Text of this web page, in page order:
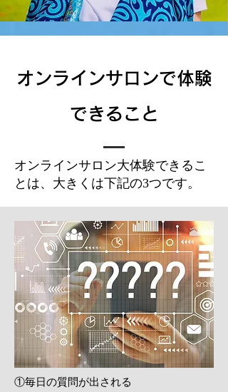
オンラインサロンで体験
できること
オンラインサロン大体験できるこ
とは、大きくは下記の3つです。
①毎日の質問が出される